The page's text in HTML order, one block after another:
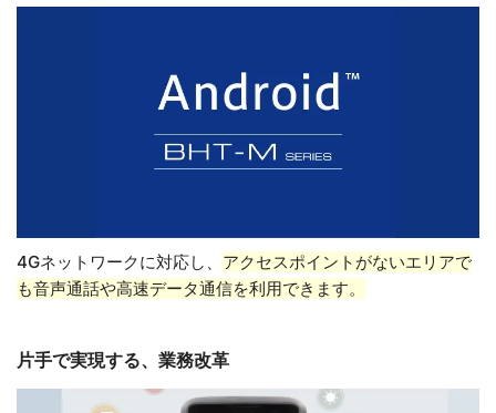
4Gネットワークに対応し、 アクセスポイントがないエリアで
も音声通話や高速データ通信を利用できます。
片手で実現する、業務改革